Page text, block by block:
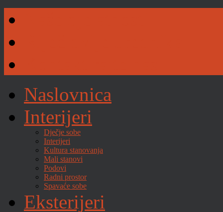
Naslovnica
Interijeri
Dječje sobe
Interijeri
Kultura stanovanja
Mali stanovi
Podovi
Radni prostor
Spavaće sobe
Eksterijeri